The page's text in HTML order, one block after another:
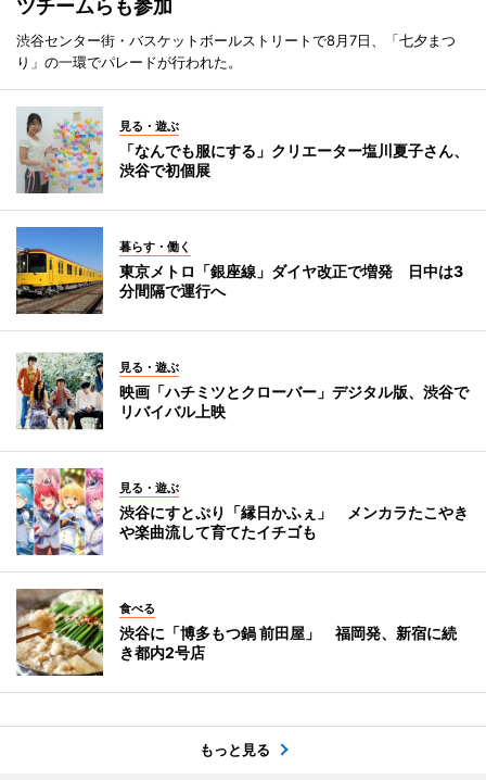
ツチームらも参加
渋谷センター街・バスケットボールストリートで8月7日、「七夕まつ
り」の一環でパレードが行われた。
見る・遊ぶ
「なんでも服にする」クリエーター塩川夏子さん、
渋谷で初個展
暮らす・働く
東京メトロ「銀座線」ダイヤ改正で増発 日中は3
分間隔で運行へ
見る・遊ぶ
映画「ハチミツとクローバー」デジタル版、渋谷で
リバイバル上映
見る・遊ぶ
渋谷にすとぷり「縁日かふぇ」 メンカラたこやき
や楽曲流して育てたイチゴも
食べる
渋谷に「博多もつ鍋 前田屋」 福岡発、新宿に続
き都内2号店
もっと見る